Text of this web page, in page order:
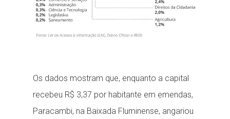
Os dados mostram que, enquanto a capital
recebeu R$ 3,37 por habitante em emendas,
Paracambi, na Baixada Fluminense, angariou